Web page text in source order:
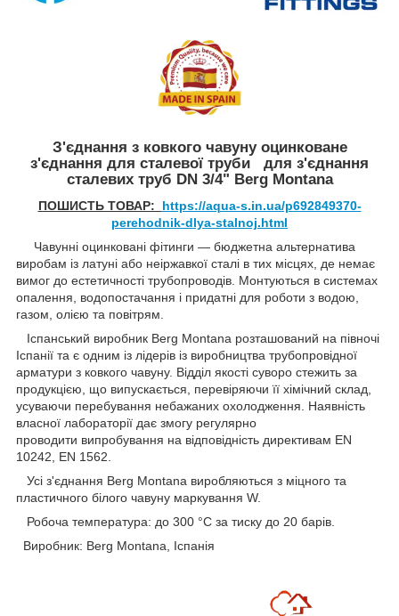
З'єднання з ковкого чавуну оцинковане
з'єднання для сталевої труби для з'єднання
сталевих труб DN 3/4" Berg Montana
ПОШИСТЬ ТОВАР: https://aqua-s.in.ua/p692849370-
perehodnik-dlya-stalnoj.html
Чавунні оцинковані фітинги — бюджетна альтернатива
виробам із латуні або неіржавкої сталі в тих місцях, де немає
вимог до естетичності трубопроводів. Монтуються в системах
опалення, водопостачання і придатні для роботи з водою,
газом, олією та повітрям.
Іспанський виробник Berg Montana розташований на півночі
Іспанії та є одним із лідерів із виробництва трубопровідної
арматури з ковкого чавуну. Відділ якості суворо стежить за
продукцією, що випускається, перевіряючи її хімічний склад,
усуваючи перебування небажаних охолодження. Наявність
власної лабораторії дає змогу регулярно
проводити випробування на відповідність директивам EN
10242, EN 1562.
Усі з'єднання Berg Montana виробляються з міцного та
пластичного білого чавуну маркування W.
Робоча температура: до 300 °C за тиску до 20 барів.
Виробник: Berg Montana, Іспанія